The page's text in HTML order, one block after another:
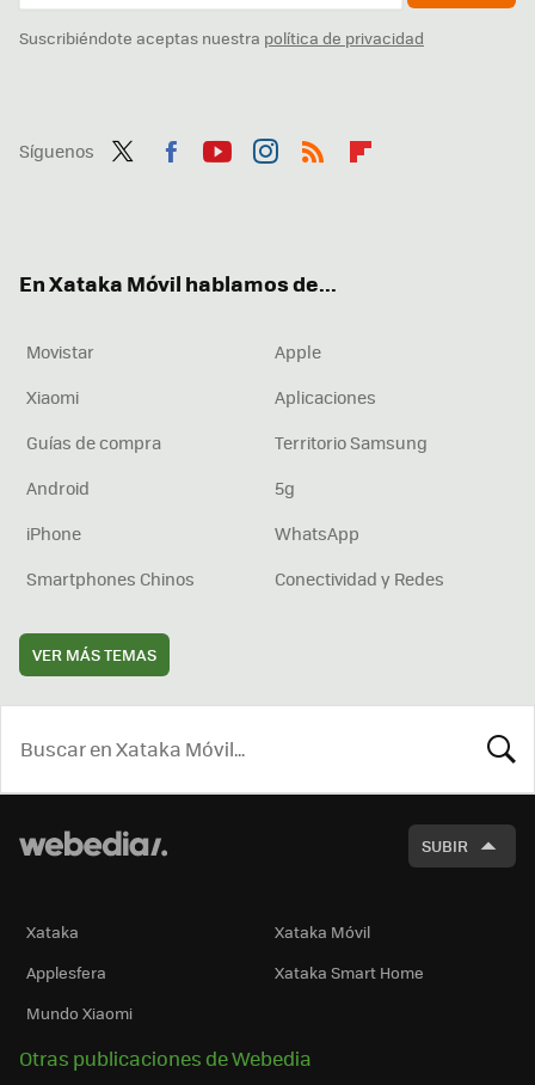
Suscribiéndote aceptas nuestra política de privacidad
Síguenos
En Xataka Móvil hablamos de...
Movistar
Apple
Xiaomi
Aplicaciones
Guías de compra
Territorio Samsung
Android
5g
iPhone
WhatsApp
Smartphones Chinos
Conectividad y Redes
VER MÁS TEMAS
SUBIR
Xataka
Xataka Móvil
Applesfera
Xataka Smart Home
Mundo Xiaomi
Otras publicaciones de Webedia